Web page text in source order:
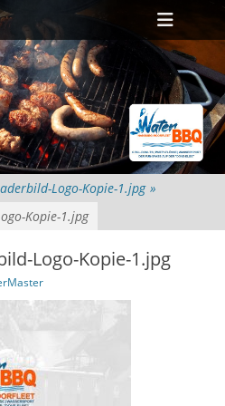
Logo-Kopie-1.jpg »
Kopie-1.jpg
Logo-Kopie-1.jpg